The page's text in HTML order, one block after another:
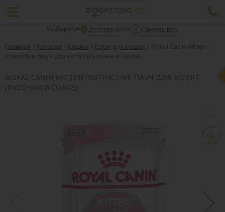
Выберите: Доставкаили
Самовывоз
Главная / Каталог / Кошки / Корм для кошек / Royal Canin Kitten
Instinctive пауч для котят (кусочки в соусе)
ROYAL CANIN KITTEN INSTINCTIVE ПАУЧ ДЛЯ КОТЯТ
(КУСОЧКИ В СОУСЕ)